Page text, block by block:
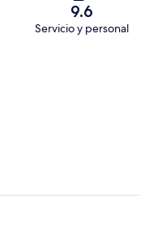
9.6
Servicio y personal